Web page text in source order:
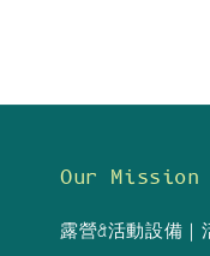
Our Mission
露營&活動設備｜